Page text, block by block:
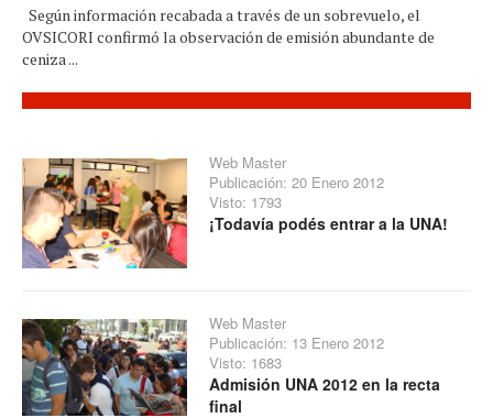
Según información recabada a través de un sobrevuelo, el
OVSICORI confirmó la observación de emisión abundante de
ceniza ...
Web Master
Publicación: 20 Enero 2012
Visto: 1793
¡Todavía podés entrar a la UNA!
Web Master
Publicación: 13 Enero 2012
Visto: 1683
Admisión UNA 2012 en la recta
final